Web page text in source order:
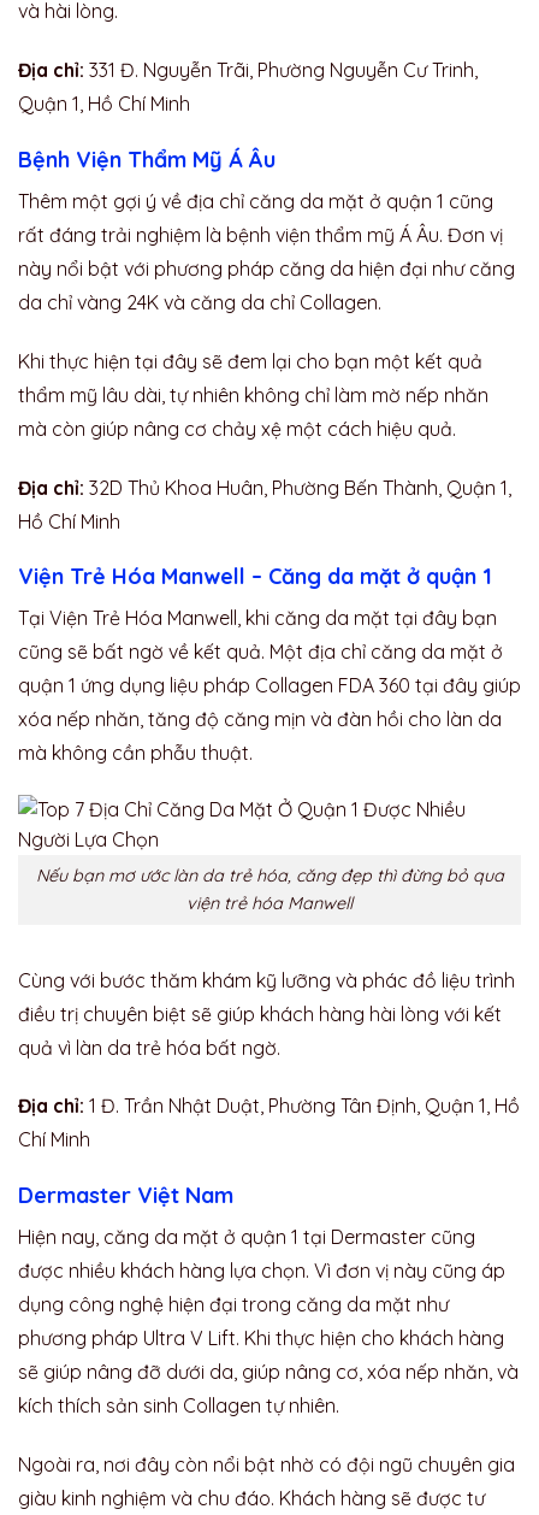
và hài lòng.
Địa chỉ: 331 Đ. Nguyễn Trãi, Phường Nguyễn Cư Trinh,
Quận 1, Hồ Chí Minh
Bệnh Viện Thẩm Mỹ Á Âu
Thêm một gợi ý về địa chỉ căng da mặt ở quận 1 cũng
rất đáng trải nghiệm là bệnh viện thẩm mỹ Á Âu. Đơn vị
này nổi bật với phương pháp căng da hiện đại như căng
da chỉ vàng 24K và căng da chỉ Collagen.
Khi thực hiện tại đây sẽ đem lại cho bạn một kết quả
thẩm mỹ lâu dài, tự nhiên không chỉ làm mờ nếp nhăn
mà còn giúp nâng cơ chảy xệ một cách hiệu quả.
Địa chỉ: 32D Thủ Khoa Huân, Phường Bến Thành, Quận 1,
Hồ Chí Minh
Viện Trẻ Hóa Manwell – Căng da mặt ở quận 1
Tại Viện Trẻ Hóa Manwell, khi căng da mặt tại đây bạn
cũng sẽ bất ngờ về kết quả. Một địa chỉ căng da mặt ở
quận 1 ứng dụng liệu pháp Collagen FDA 360 tại đây giúp
xóa nếp nhăn, tăng độ căng mịn và đàn hồi cho làn da
mà không cần phẫu thuật.
Nếu bạn mơ ước làn da trẻ hóa, căng đẹp thì đừng bỏ qua
viện trẻ hóa Manwell
Cùng với bước thăm khám kỹ lưỡng và phác đồ liệu trình
điều trị chuyên biệt sẽ giúp khách hàng hài lòng với kết
quả vì làn da trẻ hóa bất ngờ.
Địa chỉ: 1 Đ. Trần Nhật Duật, Phường Tân Định, Quận 1, Hồ
Chí Minh
Dermaster Việt Nam
Hiện nay, căng da mặt ở quận 1 tại Dermaster cũng
được nhiều khách hàng lựa chọn. Vì đơn vị này cũng áp
dụng công nghệ hiện đại trong căng da mặt như
phương pháp Ultra V Lift. Khi thực hiện cho khách hàng
sẽ giúp nâng đỡ dưới da, giúp nâng cơ, xóa nếp nhăn, và
kích thích sản sinh Collagen tự nhiên.
Ngoài ra, nơi đây còn nổi bật nhờ có đội ngũ chuyên gia
giàu kinh nghiệm và chu đáo. Khách hàng sẽ được tư